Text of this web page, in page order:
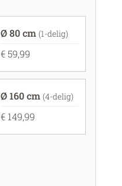
Ø 80 cm (1-delig)
€ 59,99
Ø 160 cm (4-delig)
€ 149,99